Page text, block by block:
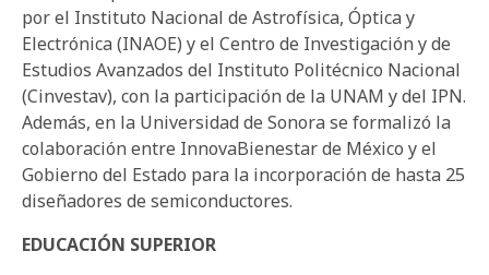
por el Instituto Nacional de Astrofísica, Óptica y
Electrónica (INAOE) y el Centro de Investigación y de
Estudios Avanzados del Instituto Politécnico Nacional
(Cinvestav), con la participación de la UNAM y del IPN.
Además, en la Universidad de Sonora se formalizó la
colaboración entre InnovaBienestar de México y el
Gobierno del Estado para la incorporación de hasta 25
diseñadores de semiconductores.
EDUCACIÓN SUPERIOR